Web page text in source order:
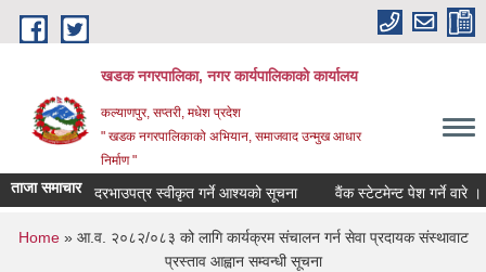
Skip to main content
खडक नगरपालिका, नगर कार्यपालिकाकाे कार्यालय
कल्याणपुर, सप्तरी, मधेश प्रदेश
" खडक नगरपालिकाको अभियान, समाजवाद उन्मुख आधार
निर्माण "
ताजा समाचारदरभाउपत्र स्वीकृत गर्ने आश्यको सूचना वैंक स्टेटमेन्ट पेश गर्ने वारे ।
You are here
Home» आ.व. २०८२/०८३ को लागि कार्यक्रम संचालन गर्न सेवा प्रदायक संस्थावाट
प्रस्ताव आह्वान सम्वन्धी सूचना